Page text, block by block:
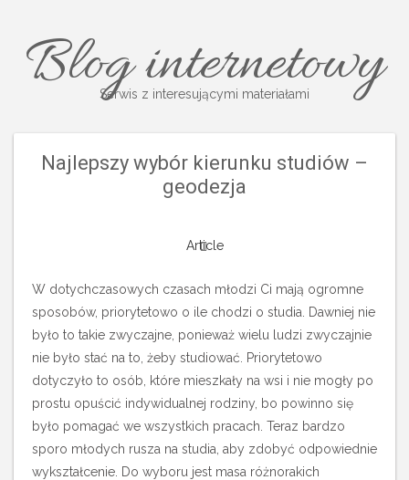
Blog internetowy
Serwis z interesującymi materiałami
Najlepszy wybór kierunku studiów –
geodezja
Article
W dotychczasowych czasach młodzi Ci mają ogromne
sposobów, priorytetowo o ile chodzi o studia. Dawniej nie
było to takie zwyczajne, ponieważ wielu ludzi zwyczajnie
nie było stać na to, żeby studiować. Priorytetowo
dotyczyło to osób, które mieszkały na wsi i nie mogły po
prostu opuścić indywidualnej rodziny, bo powinno się
było pomagać we wszystkich pracach. Teraz bardzo
sporo młodych rusza na studia, aby zdobyć odpowiednie
wykształcenie. Do wyboru jest masa różnorakich